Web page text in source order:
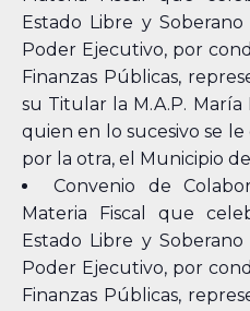
Estado Libre y
Poder Ejecutivo, por
Finanzas Públicas,
su Titular la M.A.P. María
quien en lo sucesivo se le
por la otra, el Municipio
Convenio de
Materia Fiscal que
Estado Libre y
Poder Ejecutivo, por
Finanzas Públicas,